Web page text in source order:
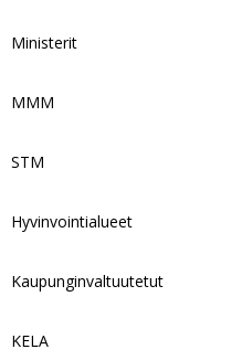
Ministerit
MMM
STM
Hyvinvointialueet
Kaupunginvaltuutetut
KELA